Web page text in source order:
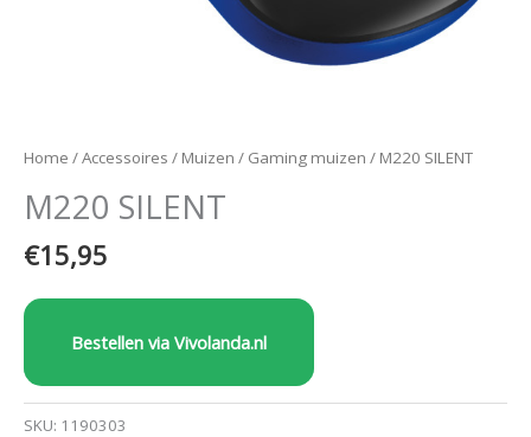
Home /Accessoires / Muizen / Gaming muizen / M220 SILENT
M220 SILENT
€15,95
Bestellen via Vivolanda.nl
SKU: 1190303